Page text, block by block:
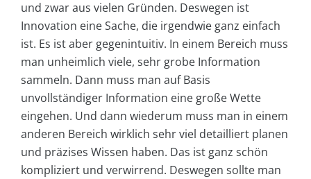
und zwar aus vielen Gründen. Deswegen ist
Innovation eine Sache, die irgendwie ganz einfach
ist. Es ist aber gegenintuitiv. In einem Bereich muss
man unheimlich viele, sehr grobe Information
sammeln. Dann muss man auf Basis
unvollständiger Information eine große Wette
eingehen. Und dann wiederum muss man in einem
anderen Bereich wirklich sehr viel detailliert planen
und präzises Wissen haben. Das ist ganz schön
kompliziert und verwirrend. Deswegen sollte man